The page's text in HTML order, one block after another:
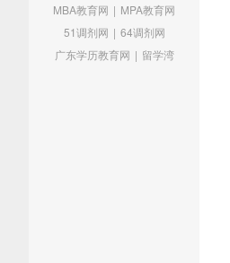
MBA教育网 | MPA教育网
51调剂网 | 64调剂网
广东学历教育网 | 留学湾